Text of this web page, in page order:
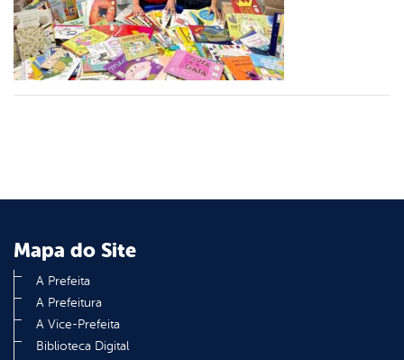
Mapa do Site
A Prefeita
A Prefeitura
A Vice-Prefeita
Biblioteca Digital